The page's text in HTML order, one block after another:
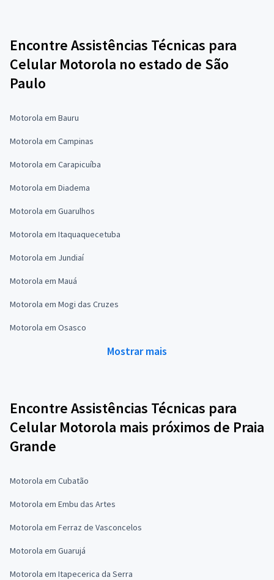
Encontre Assistências Técnicas para
Celular Motorola no estado de São
Paulo
Motorola em Bauru
Motorola em Campinas
Motorola em Carapicuíba
Motorola em Diadema
Motorola em Guarulhos
Motorola em Itaquaquecetuba
Motorola em Jundiaí
Motorola em Mauá
Motorola em Mogi das Cruzes
Motorola em Osasco
Mostrar mais
Encontre Assistências Técnicas para
Celular Motorola mais próximos de Praia
Grande
Motorola em Cubatão
Motorola em Embu das Artes
Motorola em Ferraz de Vasconcelos
Motorola em Guarujá
Motorola em Itapecerica da Serra